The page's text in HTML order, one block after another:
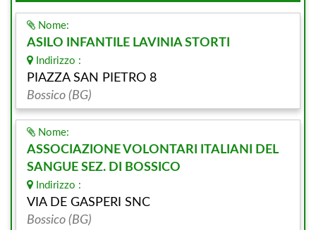
Nome:
ASILO INFANTILE LAVINIA STORTI
Indirizzo :
PIAZZA SAN PIETRO 8
Bossico (BG)
Nome:
ASSOCIAZIONE VOLONTARI ITALIANI DEL
SANGUE SEZ. DI BOSSICO
Indirizzo :
VIA DE GASPERI SNC
Bossico (BG)